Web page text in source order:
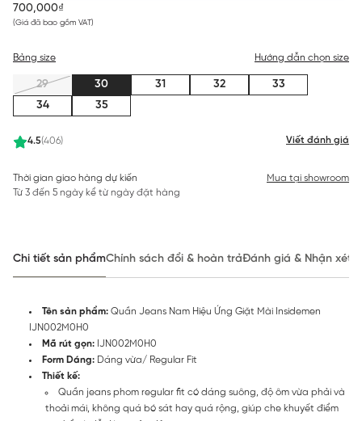
700,000₫
(Giá đã bao gồm VAT)
4.5(406) Viết đánh giá
Bảng size Hướng dẫn chọn size
29 30 31 32
33
34
35
Thời gian giao hàng dự kiến
Từ 3 đến 5 ngày kể từ ngày đặt hàng
Mua tại showroom
Chi tiết sản phẩmChính sách đổi & hoàn trảĐánh giá & Nhận xét
Tên sản phẩm: Quần Jeans Nam Hiệu Ứng Giặt Mài Insidemen
IJN002M0H0
Mã rút gọn: IJN002M0H0
Form Dáng: Dáng vừa/ Regular Fit
Thiết kế:
Quần jeans phom regular fit có dáng suông, độ ôm vừa phải và
thoải mái, không quá bó sát hay quá rộng, giúp che khuyết điểm